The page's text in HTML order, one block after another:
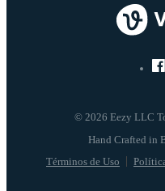
© 2026 Eezy LLC
Términos de Uso